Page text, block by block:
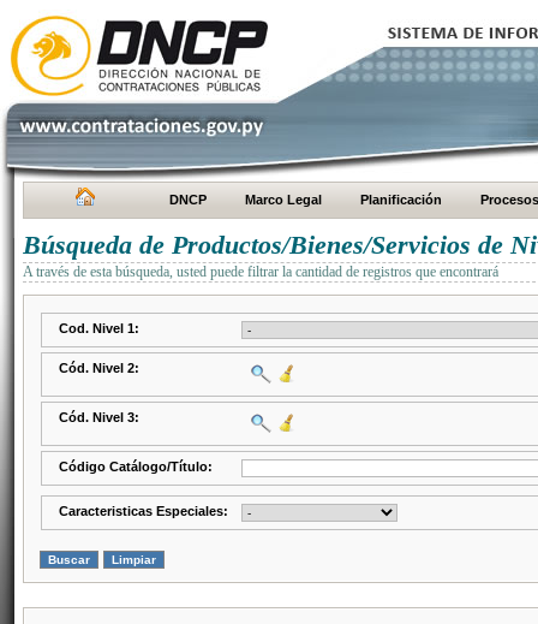
DNCP Marco Legal Planificación Procesos
Búsqueda de Productos/Bienes/Servicios de
A través de esta búsqueda, usted puede filtrar la cantidad de registros que encontrará
Cod. Nivel 1:
Cód. Nivel 2:
Cód. Nivel 3:
Código Catálogo/Título:
Caracteristicas Especiales: